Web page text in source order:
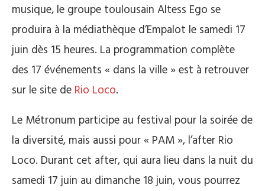
musique, le groupe toulousain Altess Ego se
produira à la médiathèque d’Empalot le samedi 17
juin dès 15 heures. La programmation complète
des 17 événements « dans la ville » est à retrouver
sur le site de Rio Loco.
Le Métronum participe au festival pour la soirée de
la diversité, mais aussi pour « PAM », l’after Rio
Loco. Durant cet after, qui aura lieu dans la nuit du
samedi 17 juin au dimanche 18 juin, vous pourrez